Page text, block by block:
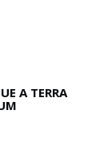
A TERRA